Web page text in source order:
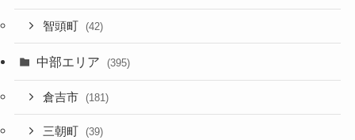
智頭町 (42)
中部エリア (395)
倉吉市 (181)
三朝町 (39)